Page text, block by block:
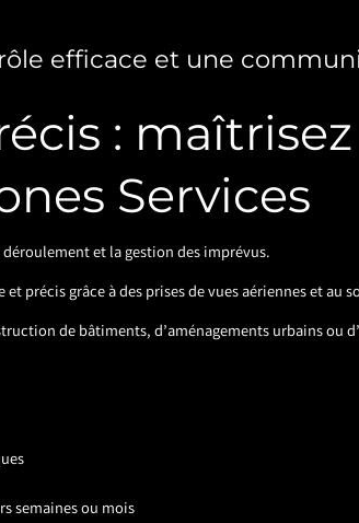
efficace et une
:
Services
et la gestion des imprévus.
précis grâce à des prises de vues aériennes et au
de bâtiments, d’aménagements urbains ou
semaines ou mois